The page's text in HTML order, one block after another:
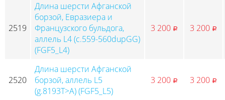
2519
Длина шерсти Афганской
борзой, Евразиера и
Французского бульдога,
аллель L4 (c.559-560dupGG)
(FGF5_L4)
3 200 p 3 200 p
2520
Длина шерсти Афганской
борзой, аллель L5
(g.8193T>A) (FGF5_L5)
3 200 p 3 200 p